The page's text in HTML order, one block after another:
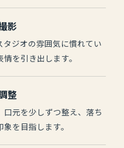
影
ジオの雰囲気に慣れてい
を引き出します。
整
元を少しずつ整え、落ち
を目指します。